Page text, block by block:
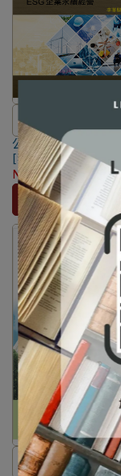
⛔書籍商品一經拆除
瑕疵換書不提供退
✅訂購數量5本以上
洽LINE客服訂
公司治理─ESG企業
[李華驎/孔繁華編著]
9786269653638
NT$399NT$420
加入購物車
⛔書籍商品一經拆除